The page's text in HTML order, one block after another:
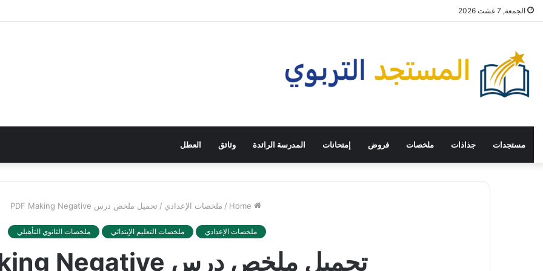
الجمعة, 7 غشت 2026
مستجدات جذاذات ملخصات فروض إمتحانات المدرسة الرائدة وثائق العطل
/ ملخصات الإعدادي / تحميل ملخص درس PDF Making Negative
ملخصات الإعدادي ملخصات التعليم الإبتدائي ملخصات الثانوي التأهيلي
تحميل ملخص درس PDF Making Negative